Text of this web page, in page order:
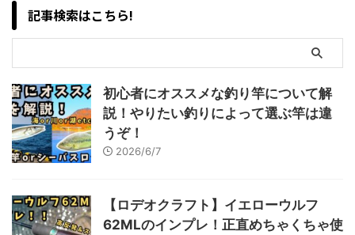
記事検索はこちら!
初心者にオススメな釣り竿について解
説！やりたい釣りによって選ぶ竿は違
うぞ！
2026/6/7
【ロデオクラフト】イエローウルフ
62MLのインプレ！正直めちゃくちゃ使